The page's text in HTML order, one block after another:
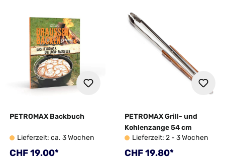
PETROMAX Backbuch
Lieferzeit: ca. 3 Wochen
Regulärer Preis:
CHF 19.00*
PETROMAX Grill- und
Kohlenzange 54 cm
Lieferzeit: 2 - 3 Wochen
Regulärer Preis:
CHF 19.80*